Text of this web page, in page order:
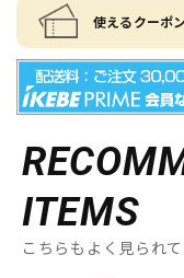
使えるクーポ
ITEMS
こちらもよく見られ